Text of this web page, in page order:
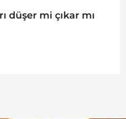
düşer mi çıkar mı